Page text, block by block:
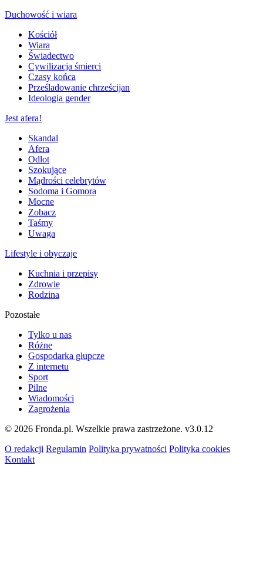
Duchowość i wiara
Kościół
Wiara
Świadectwo
Cywilizacja śmierci
Czasy końca
Prześladowanie chrześcijan
Ideologia gender
Jest afera!
Skandal
Afera
Odlot
Szokujące
Mądrości celebrytów
Sodoma i Gomora
Mocne
Zobacz
Taśmy
Uwaga
Lifestyle i obyczaje
Kuchnia i przepisy
Zdrowie
Rodzina
Pozostałe
Tylko u nas
Różne
Gospodarka głupcze
Z internetu
Sport
Pilne
Wiadomości
Zagrożenia
© 2026 Fronda.pl. Wszelkie prawa zastrzeżone. v3.0.12
O redakcji Regulamin Polityka prywatności Polityka cookies
Kontakt